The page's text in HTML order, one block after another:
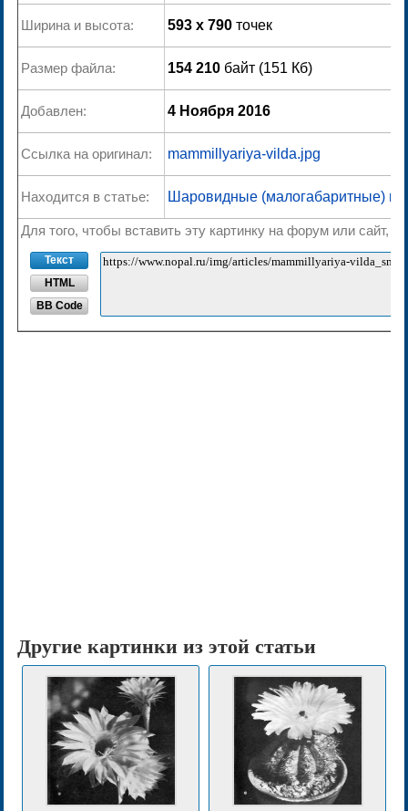
Ширина и высота: 593 x 790 точек
Размер файла: 154 210 байт (151 Кб)
Добавлен: 4 Ноября 2016
Ссылка на оригинал: mammillyariya-vilda.jpg
Находится в статье: Шаровидные (малогабаритные)
Для того, чтобы вставить эту картинку на форум или сайт,
Текст
HTML
BB Code
Другие картинки из этой статьи